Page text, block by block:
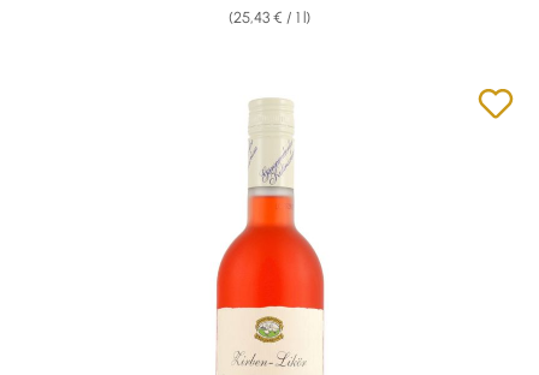
(25,43 € / 1 l)